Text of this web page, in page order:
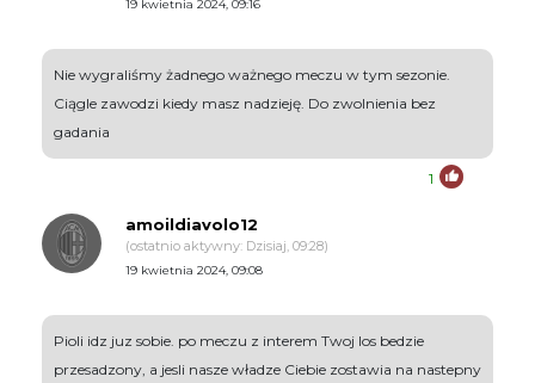
19 kwietnia 2024, 09:16
Nie wygraliśmy żadnego ważnego meczu w tym sezonie.
Ciągle zawodzi kiedy masz nadzieję. Do zwolnienia bez
gadania
1
amoildiavolo12
(ostatnio aktywny: Dzisiaj, 09:28)
19 kwietnia 2024, 09:08
Pioli idz juz sobie. po meczu z interem Twoj los bedzie
przesadzony, a jesli nasze władze Ciebie zostawia na nastepny